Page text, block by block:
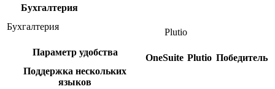
Бухгалтерия
Бухгалтерия
Plutio
Параметр удобства
OneSuite Plutio Победитель
Поддержка нескольких
языков